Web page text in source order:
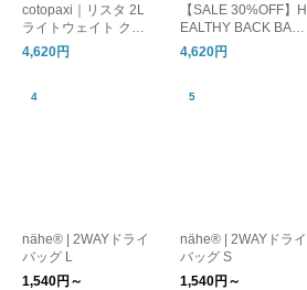
cotopaxi｜リスタ 2L
ライトウェイト クロ
スボディバッグ Lista
Lightweight Crossbod
2l
4,620円
【SALE 30%OFF】H
EALTHY BACK BAG
テクスチャードナイロ
ン ラージバッグレッ
4,620円
nähe® | 2WAYドライ
バッグ L
1,540円～
nähe® | 2WAYドライ
バッグ S
1,540円～